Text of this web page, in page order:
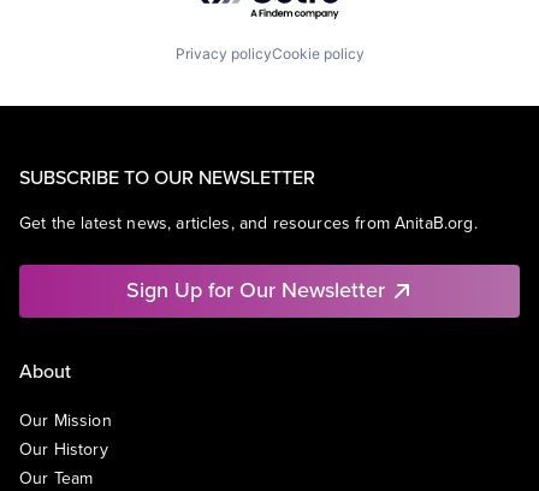
Privacy policyCookie policy
SUBSCRIBE TO OUR NEWSLETTER
Get the latest news, articles, and resources from AnitaB.org.
Sign Up for Our Newsletter
About
Our Mission
Our History
Our Team